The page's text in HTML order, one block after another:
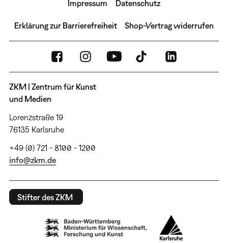
Impressum Datenschutz
Erklärung zur Barrierefreiheit Shop-Vertrag widerrufen
ZKM | Zentrum für Kunst
und Medien
Lorenzstraße 19
76135 Karlsruhe
+49 (0) 721 - 8100 - 1200
info@zkm.de
Stifter des ZKM